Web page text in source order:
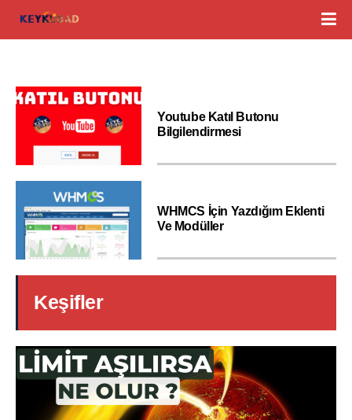
Youtube Katıl Butonu
Bilgilendirmesi
WHMCS İçin Yazdığım Eklenti
Ve Modüller
Keşifler